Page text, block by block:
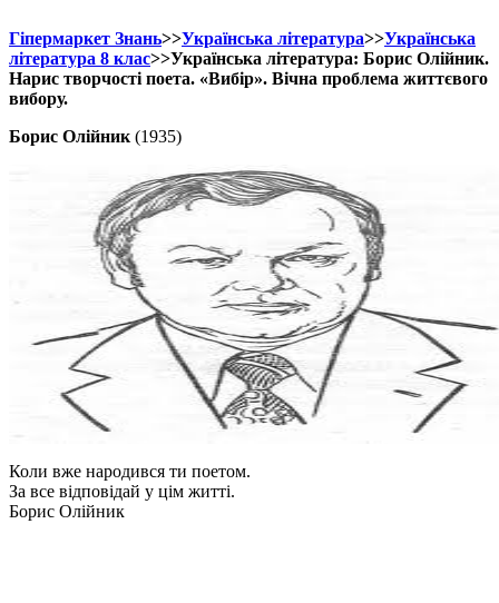
Гіпермаркет Знань>>Українська література>>Українська
література 8 клас>>Українська література: Борис Олійник.
Нарис творчості поета. «Вибір». Вічна проблема життєвого
вибору.
Борис Олійник (1935)
Коли вже народився ти поетом.
За все відповідай у цім житті.
Борис Олійник